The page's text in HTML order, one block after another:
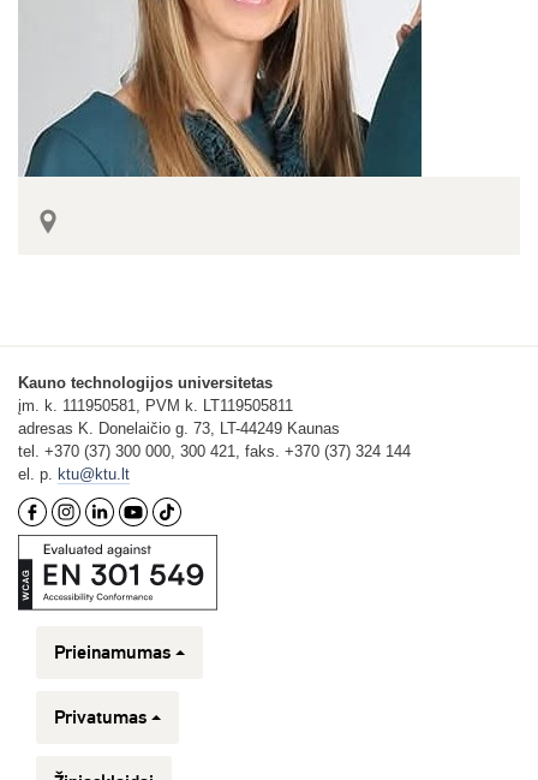
Kauno technologijos universitetas
įm. k. 111950581, PVM k. LT119505811
adresas K. Donelaičio g. 73, LT-44249 Kaunas
tel. +370 (37) 300 000, 300 421, faks. +370 (37) 324 144
el. p. ktu@ktu.lt
Prieinamumas
Privatumas